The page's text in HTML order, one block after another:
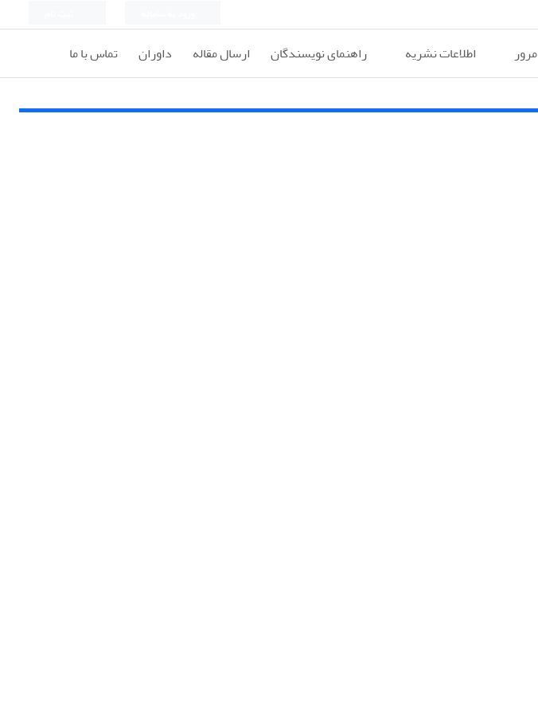
مرور اطلاعات نشریه راهنمای نویسندگان ارسال مقاله داوران تماس با ما